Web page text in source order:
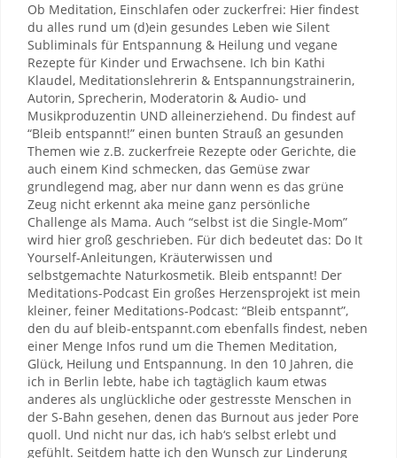
Ob Meditation, Einschlafen oder zuckerfrei: Hier findest
du alles rund um (d)ein gesundes Leben wie Silent
Subliminals für Entspannung & Heilung und vegane
Rezepte für Kinder und Erwachsene. Ich bin Kathi
Klaudel, Meditationslehrerin & Entspannungstrainerin,
Autorin, Sprecherin, Moderatorin & Audio- und
Musikproduzentin UND alleinerziehend. Du findest auf
“Bleib entspannt!” einen bunten Strauß an gesunden
Themen wie z.B. zuckerfreie Rezepte oder Gerichte, die
auch einem Kind schmecken, das Gemüse zwar
grundlegend mag, aber nur dann wenn es das grüne
Zeug nicht erkennt aka meine ganz persönliche
Challenge als Mama. Auch “selbst ist die Single-Mom”
wird hier groß geschrieben. Für dich bedeutet das: Do It
Yourself-Anleitungen, Kräuterwissen und
selbstgemachte Naturkosmetik. Bleib entspannt! Der
Meditations-Podcast Ein großes Herzensprojekt ist mein
kleiner, feiner Meditations-Podcast: “Bleib entspannt”,
den du auf bleib-entspannt.com ebenfalls findest, neben
einer Menge Infos rund um die Themen Meditation,
Glück, Heilung und Entspannung. In den 10 Jahren, die
ich in Berlin lebte, habe ich tagtäglich kaum etwas
anderes als unglückliche oder gestresste Menschen in
der S-Bahn gesehen, denen das Burnout aus jeder Pore
quoll. Und nicht nur das, ich hab‘s selbst erlebt und
gefühlt. Seitdem hatte ich den Wunsch zur Linderung